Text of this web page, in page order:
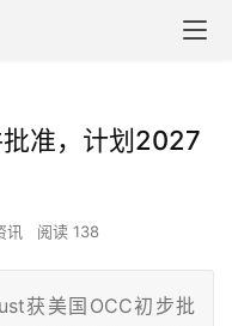
准，计划2027
讯 阅读 138
获美国OCC初步批